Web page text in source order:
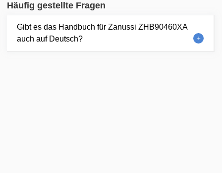
Häufig gestellte Fragen
Gibt es das Handbuch für Zanussi ZHB90460XA
auch auf Deutsch?